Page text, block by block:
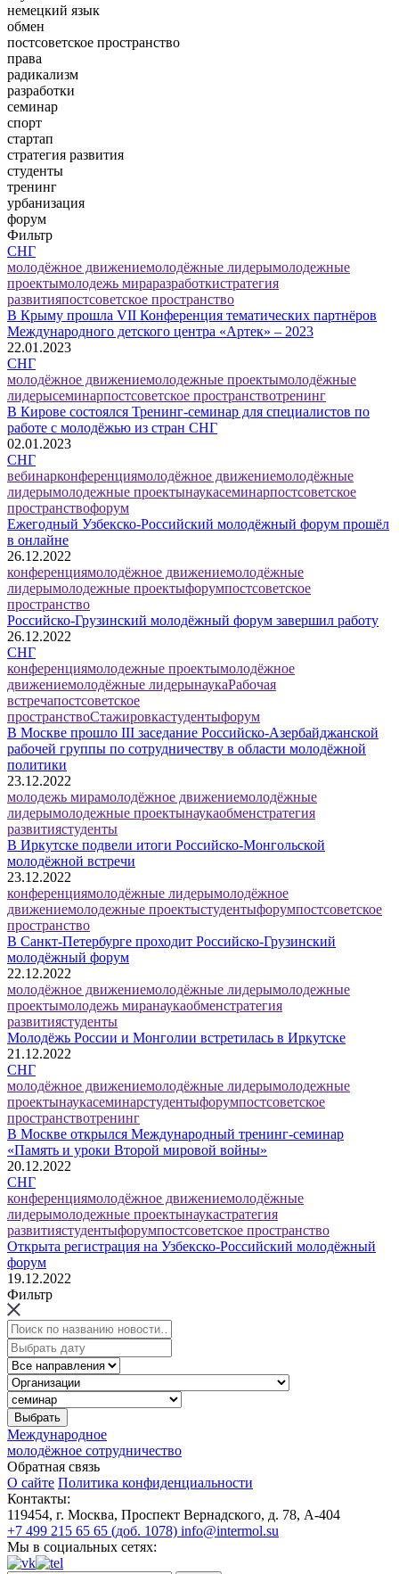
немецкий язык
обмен
постсоветское пространство
права
радикализм
разработки
семинар
спорт
стартап
стратегия развития
студенты
тренинг
урбанизация
форум
Фильтр
СНГ
молодёжное движениемолодёжные лидерымолодежные
проектымолодежь мираразработкистратегия
развитияпостсоветское пространство
В Крыму прошла VII Конференция тематических партнёров
Международного детского центра «Артек» – 2023
22.01.2023
СНГ
молодёжное движениемолодежные проектымолодёжные
лидерысеминарпостсоветское пространствотренинг
В Кирове состоялся Тренинг-семинар для специалистов по
работе с молодёжью из стран СНГ
02.01.2023
СНГ
вебинарконференциямолодёжное движениемолодёжные
лидерымолодежные проектынаукасеминарпостсоветское
пространствофорум
Ежегодный Узбекско-Российский молодёжный форум прошёл
в онлайне
26.12.2022
конференциямолодёжное движениемолодёжные
лидерымолодежные проектыфорумпостсоветское
пространство
Российско-Грузинский молодёжный форум завершил работу
26.12.2022
СНГ
конференциямолодежные проектымолодёжное
движениемолодёжные лидерынаукаРабочая
встречапостсоветское
пространствоСтажировкастудентыфорум
В Москве прошло III заседание Российско-Азербайджанской
рабочей группы по сотрудничеству в области молодёжной
политики
23.12.2022
молодежь мирамолодёжное движениемолодёжные
лидерымолодежные проектынаукаобменстратегия
развитиястуденты
В Иркутске подвели итоги Российско-Монгольской
молодёжной встречи
23.12.2022
конференциямолодёжные лидерымолодёжное
движениемолодежные проектыстудентыфорумпостсоветское
пространство
В Санкт-Петербурге проходит Российско-Грузинский
молодёжный форум
22.12.2022
молодёжное движениемолодёжные лидерымолодежные
проектымолодежь миранаукаобменстратегия
развитиястуденты
Молодёжь России и Монголии встретилась в Иркутске
21.12.2022
СНГ
молодёжное движениемолодёжные лидерымолодежные
проектынаукасеминарстудентыфорумпостсоветское
пространствотренинг
В Москве открылся Международный тренинг-семинар
«Память и уроки Второй мировой войны»
20.12.2022
СНГ
конференциямолодёжное движениемолодёжные
лидерымолодежные проектынаукастратегия
развитиястудентыфорумпостсоветское пространство
Открыта регистрация на Узбекско-Российский молодёжный
форум
19.12.2022
Фильтр
Международное
молодёжное сотрудничество
Обратная связь
О сайте Политика конфиденциальности
Контакты:
119454, г. Москва, Проспект Вернадского, д. 78, А-404
+7 499 215 65 65 (доб. 1078) info@intermol.su
Мы в социальных сетях: